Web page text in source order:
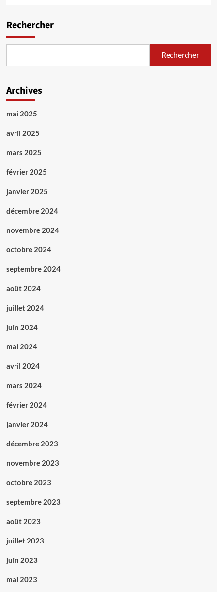
Rechercher
Rechercher
Archives
mai 2025
avril 2025
mars 2025
février 2025
janvier 2025
décembre 2024
novembre 2024
octobre 2024
septembre 2024
août 2024
juillet 2024
juin 2024
mai 2024
avril 2024
mars 2024
février 2024
janvier 2024
décembre 2023
novembre 2023
octobre 2023
septembre 2023
août 2023
juillet 2023
juin 2023
mai 2023